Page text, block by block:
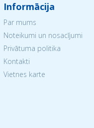
Informācija
Par mums
Noteikumi un nosacījumi
Privātuma politika
Kontakti
Vietnes karte